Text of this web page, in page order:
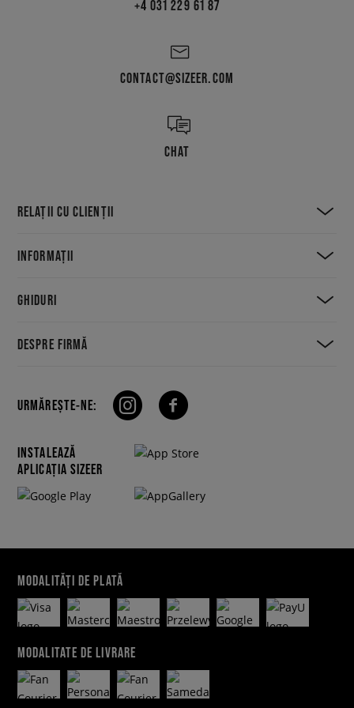
+4 031 229 61 87
CONTACT@SIZEER.COM
CHAT
RELAȚII CU CLIENȚII
INFORMAȚII
GHIDURI
DESPRE FIRMĂ
URMĂREȘTE-NE:
INSTALEAZĂ
APLICAȚIA SIZEER
MODALITĂȚI DE PLATĂ
MODALITATE DE LIVRARE